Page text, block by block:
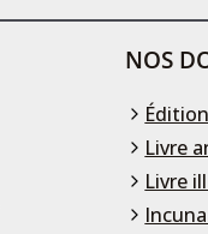
NOS
Livre
Livre